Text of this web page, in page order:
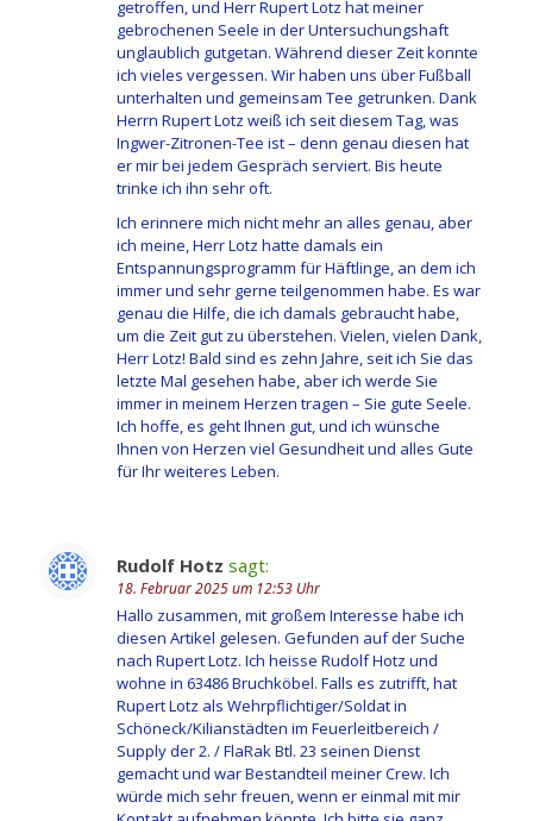
getroffen, und Herr Rupert Lotz hat meiner
gebrochenen Seele in der Untersuchungshaft
unglaublich gutgetan. Während dieser Zeit konnte
ich vieles vergessen. Wir haben uns über Fußball
unterhalten und gemeinsam Tee getrunken. Dank
Herrn Rupert Lotz weiß ich seit diesem Tag, was
Ingwer-Zitronen-Tee ist – denn genau diesen hat
er mir bei jedem Gespräch serviert. Bis heute
trinke ich ihn sehr oft.
Ich erinnere mich nicht mehr an alles genau, aber
ich meine, Herr Lotz hatte damals ein
Entspannungsprogramm für Häftlinge, an dem ich
immer und sehr gerne teilgenommen habe. Es war
genau die Hilfe, die ich damals gebraucht habe,
um die Zeit gut zu überstehen. Vielen, vielen Dank,
Herr Lotz! Bald sind es zehn Jahre, seit ich Sie das
letzte Mal gesehen habe, aber ich werde Sie
immer in meinem Herzen tragen – Sie gute Seele.
Ich hoffe, es geht Ihnen gut, und ich wünsche
Ihnen von Herzen viel Gesundheit und alles Gute
für Ihr weiteres Leben.
Rudolf Hotz sagt:
18. Februar 2025 um 12:53 Uhr
Hallo zusammen, mit großem Interesse habe ich
diesen Artikel gelesen. Gefunden auf der Suche
nach Rupert Lotz. Ich heisse Rudolf Hotz und
wohne in 63486 Bruchköbel. Falls es zutrifft, hat
Rupert Lotz als Wehrpflichtiger/Soldat in
Schöneck/Kilianstädten im Feuerleitbereich /
Supply der 2. / FlaRak Btl. 23 seinen Dienst
gemacht und war Bestandteil meiner Crew. Ich
würde mich sehr freuen, wenn er einmal mit mir